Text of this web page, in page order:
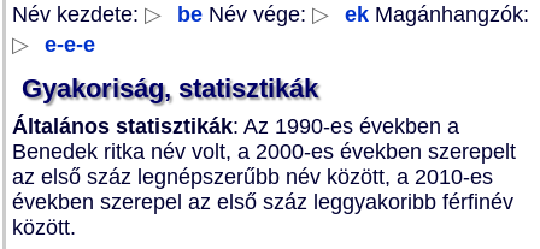
Név kezdete: ▷ be Név vége: ▷ ek Magánhangzók:
▷
e-e-e
Gyakoriság, statisztikák
Általános statisztikák: Az 1990-es években a
Benedek ritka név volt, a 2000-es években szerepelt
az első száz legnépszerűbb név között, a 2010-es
években szerepel az első száz leggyakoribb férfinév
között.